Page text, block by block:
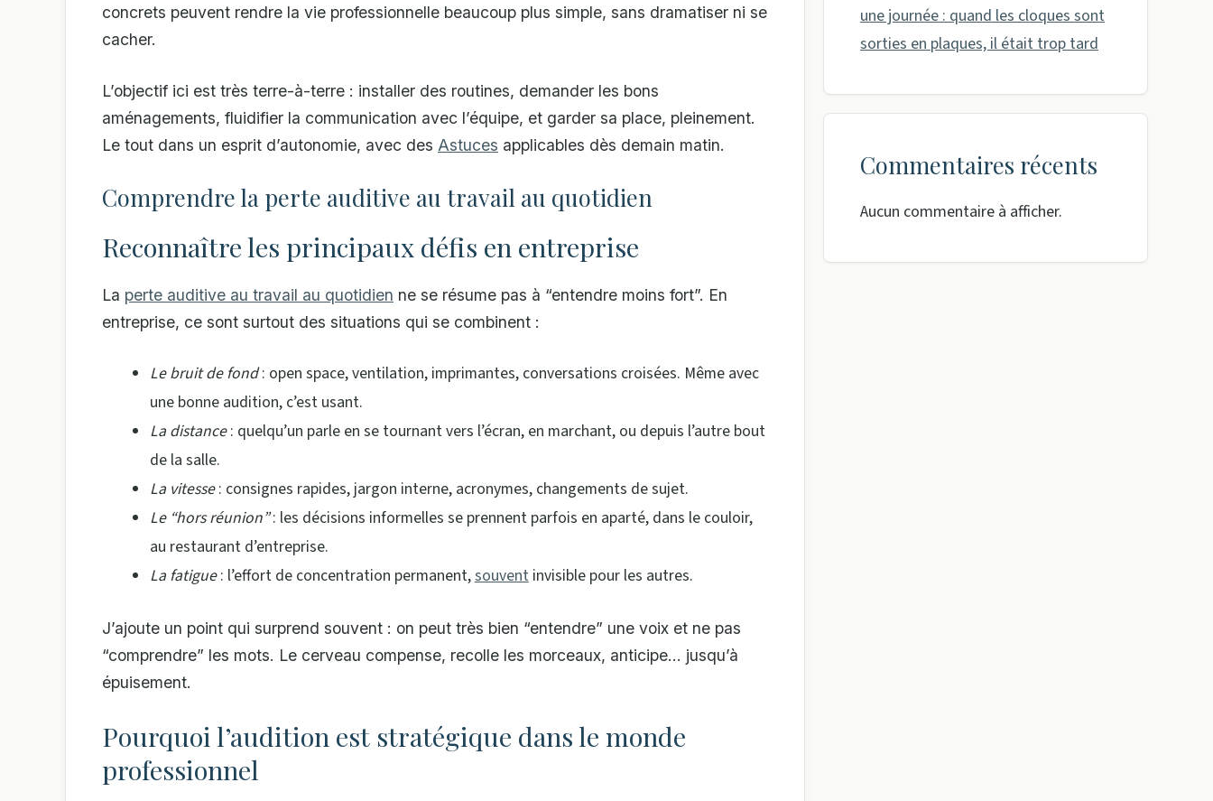
concrets peuvent rendre la vie professionnelle beaucoup plus simple, sans dramatiser ni se
cacher.
L’objectif ici est très terre-à-terre : installer des routines, demander les bons
aménagements, fluidifier la communication avec l’équipe, et garder sa place, pleinement.
Le tout dans un esprit d’autonomie, avec des Astuces applicables dès demain matin.
Comprendre la perte auditive au travail au quotidien
Reconnaître les principaux défis en entreprise
La perte auditive au travail au quotidien ne se résume pas à “entendre moins fort”. En
entreprise, ce sont surtout des situations qui se combinent :
Le bruit de fond: open space, ventilation, imprimantes, conversations croisées. Même avec
une bonne audition, c’est usant.
La distance: quelqu’un parle en se tournant vers l’écran, en marchant, ou depuis l’autre bout
de la salle.
La vitesse: consignes rapides, jargon interne, acronymes, changements de sujet.
Le “hors réunion”: les décisions informelles se prennent parfois en aparté, dans le couloir,
au restaurant d’entreprise.
La fatigue: l’effort de concentration permanent,souventinvisible pour les autres.
J’ajoute un point qui surprend souvent : on peut très bien “entendre” une voix et ne pas
“comprendre” les mots. Le cerveau compense, recolle les morceaux, anticipe… jusqu’à
épuisement.
Pourquoi l’audition est stratégique dans le monde
professionnel
une journée : quand les cloques sont
sorties en plaques, il était trop tard
Commentaires récents
Aucun commentaire à afficher.